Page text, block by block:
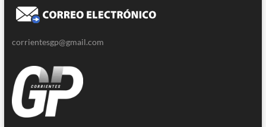
corrientesgp@gmail.com